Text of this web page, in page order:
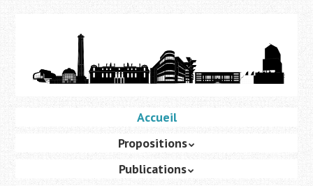
principal
au
Accueil
Propositions
Publications